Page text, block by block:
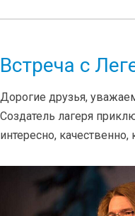
Встреча с
Дорогие друзья,
Создатель лагеря
интересно,